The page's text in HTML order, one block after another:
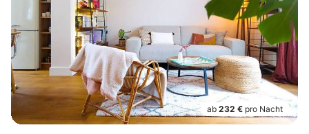
ab 232 € pro Nacht